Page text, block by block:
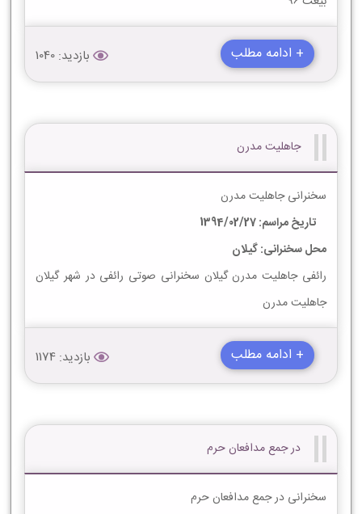
+ ادامه مطلب بازدید: 1040
جاهلیت مدرن
سخنرانی جاهلیت مدرن
تاریخ مراسم: 1394/02/27
محل سخنرانی: گیلان
رائفی جاهلیت مدرن گیلان سخنرانی صوتی رائفی در شهر گیلان
جاهلیت مدرن
+ ادامه مطلب بازدید: 1174
در جمع مدافعان حرم
سخنرانی در جمع مدافعان حرم